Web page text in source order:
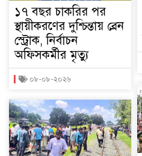
১৭ বছর চাকরির পর
স্থায়ীকরণের দুশ্চিন্তায় ব্রেন
স্ট্রোক, নির্বাচন
অফিসকর্মীর মৃত্যু
০৮-০৮-২০২৬